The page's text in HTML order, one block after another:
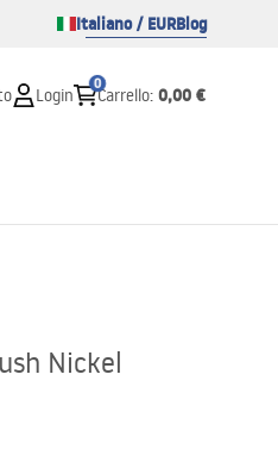
Italiano / EURBlog
Login
0
Carrello: 0,00 €
Nickel